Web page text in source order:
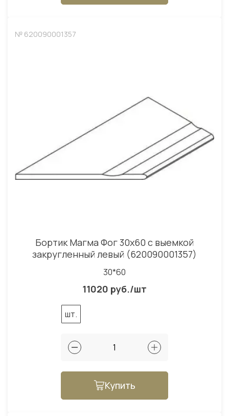
№ 620090001357
Бортик Магма Фог 30x60 с выемкой
закругленный левый (620090001357)
30*60
11020 руб./шт
шт.
Купить